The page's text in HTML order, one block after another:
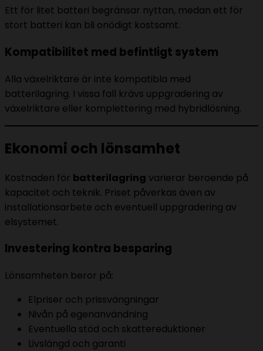
Ett för litet batteri begränsar nyttan, medan ett för
stort batteri kan bli onödigt kostsamt.
Kompatibilitet med befintligt system
Alla växelriktare är inte kompatibla med
batterilagring. I vissa fall krävs uppgradering av
växelriktare eller komplettering med hybridlösning.
Ekonomi och lönsamhet
Kostnaden för batterilagring varierar beroende på
kapacitet och teknik. Priset påverkas även av
installationsarbete och eventuell uppgradering av
elsystemet.
Investering kontra besparing
Lönsamheten beror på:
Elpriser och prissvängningar
Nivån på egenanvändning
Eventuella stöd och skattereduktioner
Livslängd och garanti